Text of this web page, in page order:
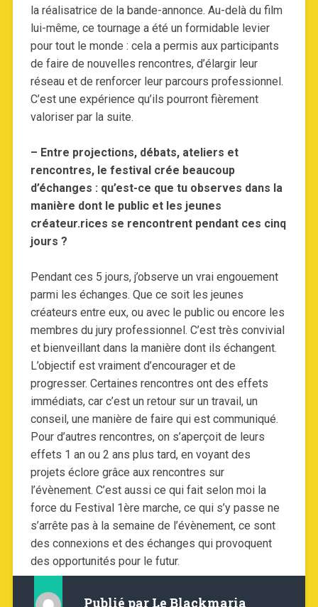
la réalisatrice de la bande-annonce. Au-delà du film
lui-même, ce tournage a été un formidable levier
pour tout le monde : cela a permis aux participants
de faire de nouvelles rencontres, d’élargir leur
réseau et de renforcer leur parcours professionnel.
C’est une expérience qu’ils pourront fièrement
valoriser par la suite.
– Entre projections, débats, ateliers et
rencontres, le festival crée beaucoup
d’échanges : qu’est-ce que tu observes dans la
manière dont le public et les jeunes
créateur.rices se rencontrent pendant ces cinq
jours ?
Pendant ces 5 jours, j’observe un vrai engouement
parmi les échanges. Que ce soit les jeunes
créateurs entre eux, ou avec le public ou encore les
membres du jury professionnel. C’est très convivial
et bienveillant dans la manière dont ils échangent.
L’objectif est vraiment d’encourager et de
progresser. Certaines rencontres ont des effets
immédiats, car c’est un retour sur un travail, un
conseil, une manière de faire qui est communiqué.
Pour d’autres rencontres, on s’aperçoit de leurs
effets 1 an ou 2 ans plus tard, en voyant des
projets éclore grâce aux rencontres sur
l’évènement. C’est aussi ce qui fait selon moi la
force du Festival 1ère marche, ce qui s’y passe ne
s’arrête pas à la semaine de l’évènement, ce sont
des connexions et des échanges qui provoquent
des opportunités pour le futur.
Publié par Le Blackmaria